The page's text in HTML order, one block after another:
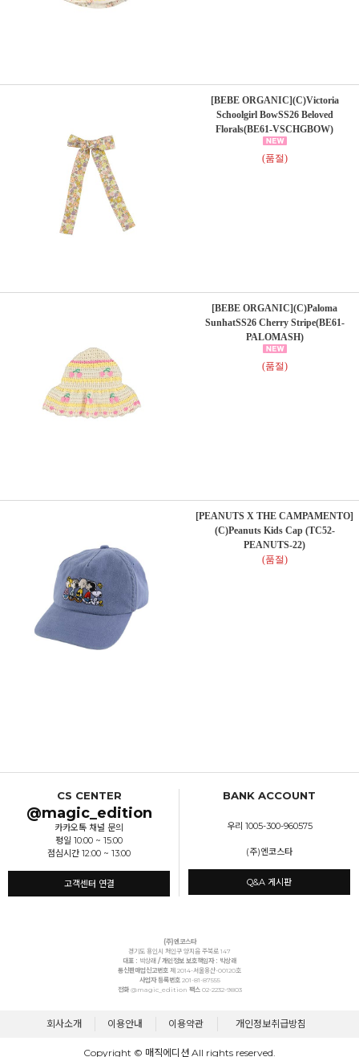
[BEBE ORGANIC](C)Victoria
Schoolgirl BowSS26 Beloved
Florals(BE61-VSCHGBOW)
(품절)
[BEBE ORGANIC](C)Paloma
SunhatSS26 Cherry Stripe(BE61-
PALOMASH)
(품절)
[PEANUTS X THE CAMPAMENTO]
(C)Peanuts Kids Cap (TC52-
PEANUTS-22)
(품절)
CS CENTER
@magic_edition
카카오톡 채널 문의
평일 10:00 ~ 15:00
점심시간 12:00 ~ 13:00
고객센터 연결
BANK ACCOUNT
우리 1005-300-960575
(주)엔코스타
Q&A 게시판
(주)엔코스타
경기도 용인시 처인구 양지읍 주북로 147
대표 : 박상래 / 개인정보 보호책임자 : 박상래
통신판매업신고번호 제 2014-서울용산-00120호
사업자 등록번호201-81-87555
전화@magic_edition 팩스02-2232-9803
회사소개 이용안내 이용약관 개인정보취급방침
Copyright © 매직에디션 All rights reserved.